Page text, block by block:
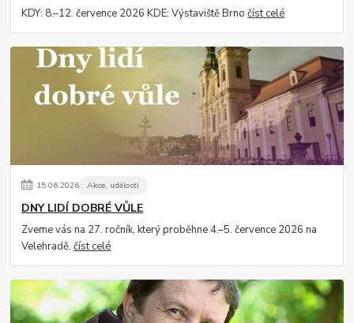
KDY: 8.–12. července 2026 KDE: Výstaviště Brnočíst celé
15.06.2026 Akce, události
DNY LIDÍ DOBRÉ VŮLE
Zveme vás na 27. ročník, který proběhne 4.–5. července 2026 na
Velehradě.číst celé